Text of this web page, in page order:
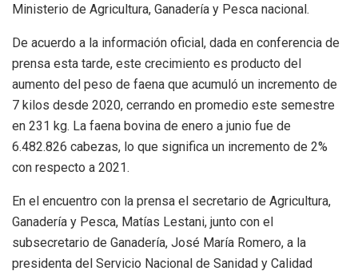
Ministerio de Agricultura, Ganadería y Pesca nacional.
De acuerdo a la información oficial, dada en conferencia de
prensa esta tarde, este crecimiento es producto del
aumento del peso de faena que acumuló un incremento de
7 kilos desde 2020, cerrando en promedio este semestre
en 231 kg. La faena bovina de enero a junio fue de
6.482.826 cabezas, lo que significa un incremento de 2%
con respecto a 2021.
En el encuentro con la prensa el secretario de Agricultura,
Ganadería y Pesca, Matías Lestani, junto con el
subsecretario de Ganadería, José María Romero, a la
presidenta del Servicio Nacional de Sanidad y Calidad